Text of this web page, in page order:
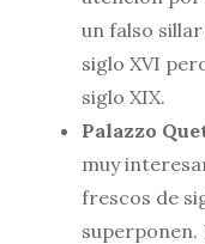
un falso
siglo XVI
siglo XIX.
Palazzo
muy
frescos de
superponen.